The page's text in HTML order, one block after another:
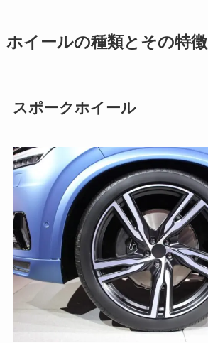
ホイールの種類とその特徴
スポークホイール